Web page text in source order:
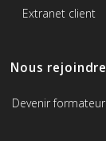
Extranet client
Nous rejoindre
Devenir formateur